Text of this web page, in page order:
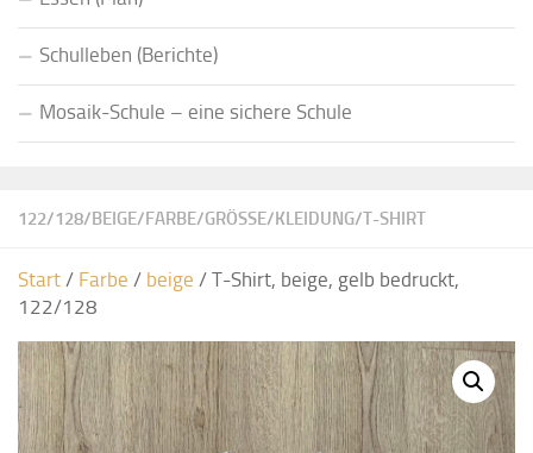
122/128/BEIGE/FARBE/GRÖSSE /KLEIDUNG/T-SHIRT
Start / Farbe / beige / T-Shirt, beige, gelb bedruckt,
122/128
Schulleben (Berichte)
Mosaik-Schule – eine sichere Schule